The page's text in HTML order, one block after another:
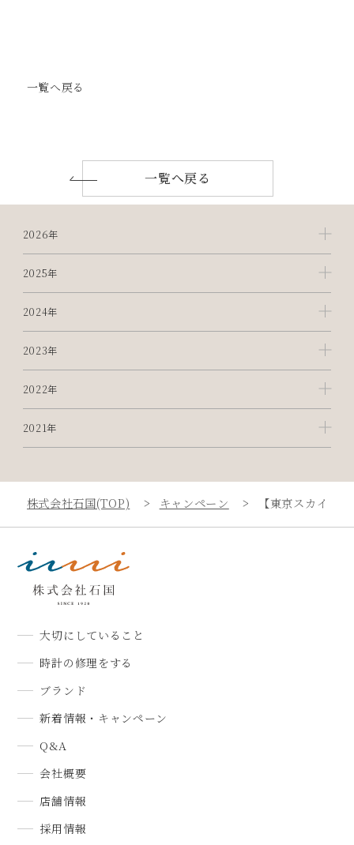
一覧へ戻る
一覧へ戻る
2026年
2025年
2024年
2023年
2022年
2021年
株式会社石国(TOP) キャンペーン 【東京スカイツ
大切にしていること
時計の修理をする
ブランド
新着情報・キャンペーン
Q&A
会社概要
店舗情報
採用情報